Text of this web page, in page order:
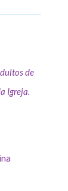
de
Igreja.